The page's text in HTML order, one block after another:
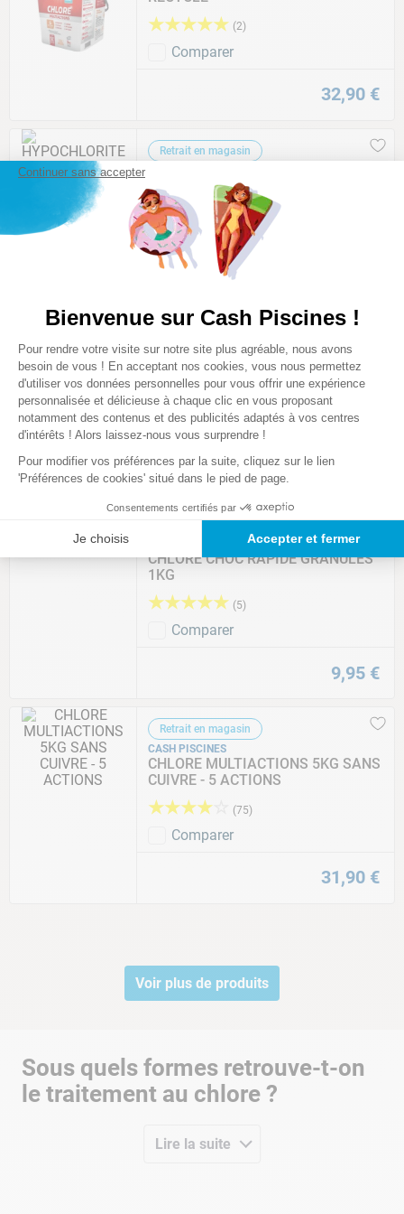
★★★★★ (2)
Comparer
32,90 €
Retrait en magasin
HYPOCHLORITE DE CALCIUM
STICK 300G - 5.4 KG
Comparer
CASH PISCINES
CHLORE LENT 1KG
★★★★★ 5)
Comparer
9
Retrait en magasin
CHLORE CHOC RAPIDE GRANULES
1KG
★★★★★ (5)
Comparer
9,95 €
Retrait en magasin
CASH PISCINES
CHLORE MULTIACTIONS 5KG SANS
CUIVRE - 5 ACTIONS
★★★★ (75)
Comparer
31,90 €
Voir plus de produits
Lire la suite
Sous quels formes retrouve-t-on
le traitement au chlore ?
, où vous pourrez notamment retrouver :
Continuer sans accepter
Bienvenue sur Cash Piscines !
Plateforme de Gestion du
Pour rendre votre visite sur notre site plus agréable, nous avons
besoin de vous ! En acceptant nos cookies, vous nous permettez
d'utiliser vos données personnelles pour vous offrir une expérience
personnalisée et délicieuse à chaque clic en vous proposant
notamment des contenus et des publicités adaptés à vos centres
d'intérêts ! Alors laissez-nous vous surprendre !
Pour modifier vos préférences par la suite, cliquez sur le lien
'Préférences de cookies' situé dans le pied de page.
Consentements certifiés par
Je choisis Accepter et fermer
Axeptio consent